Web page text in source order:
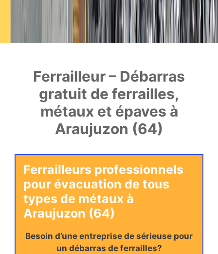
Ferrailleur – Débarras
gratuit de ferrailles,
métaux et épaves à
Araujuzon (64)
Ferrailleurs professionnels
pour évacuation de tous
types de métaux à
Araujuzon (64)
Besoin d’une entreprise de sérieuse pour
un débarras de ferrailles?